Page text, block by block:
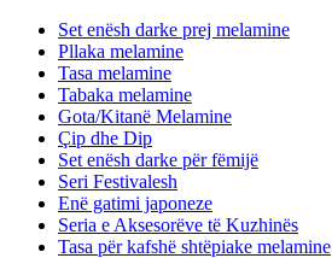
Set enësh darke prej melamine
Pllaka melamine
Tasa melamine
Tabaka melamine
Gota/Kitanë Melamine
Çip dhe Dip
Set enësh darke për fëmijë
Seri Festivalesh
Enë gatimi japoneze
Seria e Aksesorëve të Kuzhinës
Tasa për kafshë shtëpiake melamine